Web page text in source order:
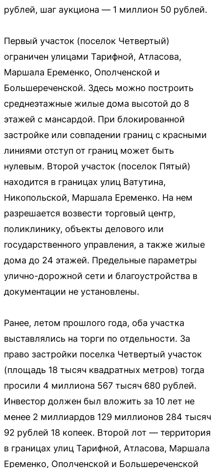
рублей, шаг аукциона — 1 миллион 50 рублей.
Первый участок (поселок Четвертый)
ограничен улицами Тарифной, Атласова,
Маршала Еременко, Ополченской и
Большереченской. Здесь можно построить
среднеэтажные жилые дома высотой до 8
этажей с мансардой. При блокированной
застройке или совпадении границ с красными
линиями отступ от границ может быть
нулевым. Второй участок (поселок Пятый)
находится в границах улиц Ватутина,
Никопольской, Маршала Еременко. На нем
разрешается возвести торговый центр,
поликлинику, объекты делового или
государственного управления, а также жилые
дома до 24 этажей. Предельные параметры
улично-дорожной сети и благоустройства в
документации не установлены.
Ранее, летом прошлого года, оба участка
выставлялись на торги по отдельности. За
право застройки поселка Четвертый участок
(площадь 18 тысяч квадратных метров) тогда
просили 4 миллиона 567 тысяч 680 рублей.
Инвестор должен был вложить за 10 лет не
менее 2 миллиардов 129 миллионов 284 тысяч
92 рублей 18 копеек. Второй лот — территория
в границах улиц Тарифной, Атласова, Маршала
Еременко, Ополченской и Большереченской